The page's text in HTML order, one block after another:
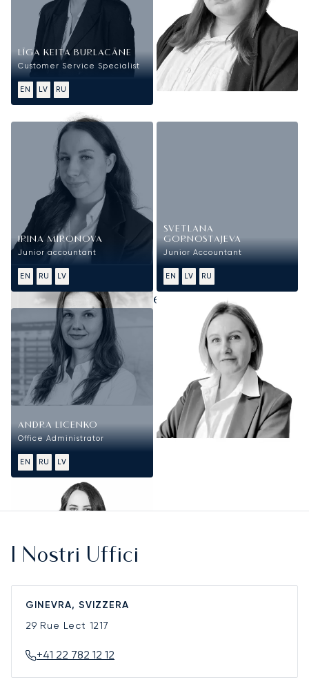
LĪGA KEITA BURLACĀNE
Customer Service Specialist
EN LV RU
IRINA MIRONOVA
Junior accountant
EN RU LV
SVETLANA
GORNOSTAJEVA
Junior Accountant
EN LV RU
Risorse Umane, Legale e Amministrazione
ANDRA LICENKO
Office Administrator
EN RU LV
I Nostri Uffici
GINEVRA, SVIZZERA
29 Rue Lect 1217
+41 22 782 12 12